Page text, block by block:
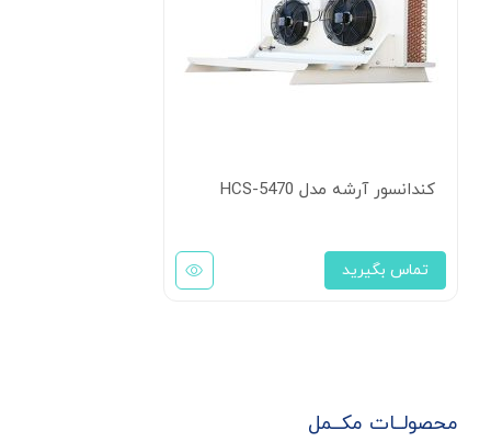
کندانسور آرشه مدل HCS-5470
تماس بگیرید
محصولــات مکــمل